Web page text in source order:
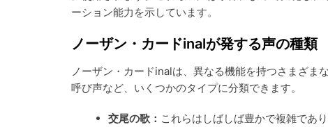
ーション能力を示しています。
ノーザン・カードinalが発する声の種類
ノーザン・カードinalは、異なる機能を持つさまざま
呼び声など、いくつかのタイプに分類できます。
交尾の歌： これらはしばしば豊かで複雑であ